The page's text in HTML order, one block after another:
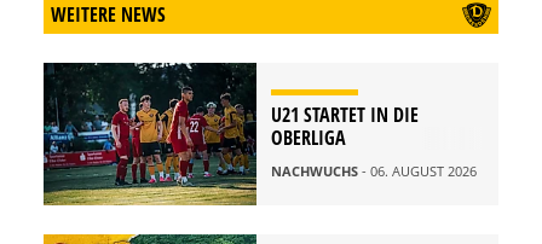
WEITERE NEWS
U21 STARTET IN DIE
OBERLIGA
NACHWUCHS - 06. AUGUST 2026